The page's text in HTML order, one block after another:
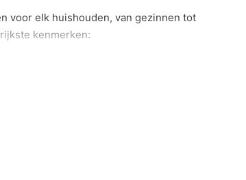
voor elk huishouden, van gezinnen tot
kenmerken: